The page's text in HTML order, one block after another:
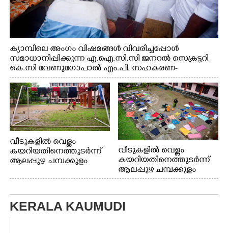
ക്യാമ്പിലെ അംഗം വിഷമങ്ങൾ വിവരിച്ചപ്പോൾ
സമാധാനിപ്പിക്കുന്ന എ.ഐ.സി.സി ജനറൽ സെക്രട്ടറി
കെ.സി വേണുഗോപാൽ എം.പി. സഹകരണ-
എക്സൈസ് വകുപ്പ് മന്ത്രി എം. ലിജു, എന്നിവർ
വീടുകളിൽ വെള്ളം
കയറിയതിനെത്തുടർന്ന്
ആലപ്പുഴ ചമ്പക്കുളം
പോരൂക്കര സെൻട്രൽ
ക്യാമ്പിലെത്തിയവർ
വസ്ത്രങ്ങൾ
ഉണക്കാനിട്ടിരിക്കുന്ന
വീടുകളിൽ വെള്ളം
കയറിയതിനെത്തുടർന്ന്
ആലപ്പുഴ ചമ്പക്കുളം
ഫാദർ തോമസ്
ക്യാമ്പിലെത്തിയവർ മഴ
KERALA KAUMUDI